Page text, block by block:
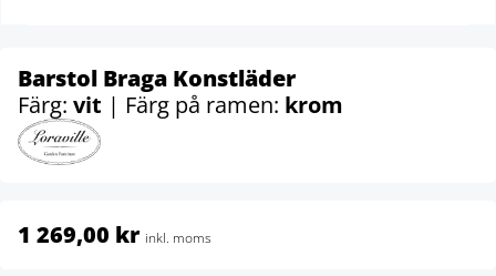
Barstol Braga Konstläder
Färg: vit | Färg på ramen: krom
1 269,00 kr inkl. moms